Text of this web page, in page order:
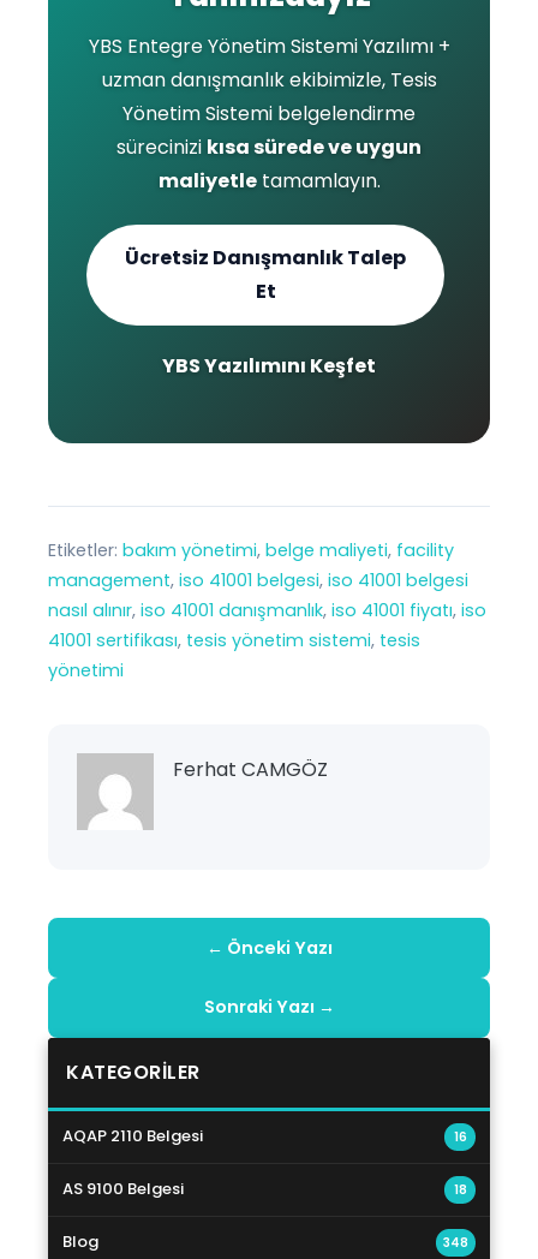
YBS Entegre Yönetim Sistemi Yazılımı +
uzman danışmanlık ekibimizle, Tesis
Yönetim Sistemi belgelendirme
sürecinizi kısa sürede ve uygun
maliyetletamamlayın.
Ücretsiz Danışmanlık Talep
Et
YBS Yazılımını Keşfet
Etiketler: bakım yönetimi, belge maliyeti, facility
management, iso 41001 belgesi, iso 41001 belgesi
nasıl alınır, iso 41001 danışmanlık, iso 41001 fiyatı, iso
41001 sertifikası, tesis yönetim sistemi, tesis
yönetimi
Ferhat CAMGÖZ
← Önceki Yazı
Sonraki Yazı →
KATEGORILER
AQAP 2110 Belgesi 16
AS 9100 Belgesi 18
Blog 348